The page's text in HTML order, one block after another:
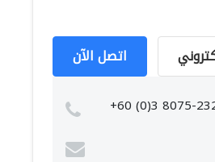
اتصل الآن
+60 (0)3 8075-